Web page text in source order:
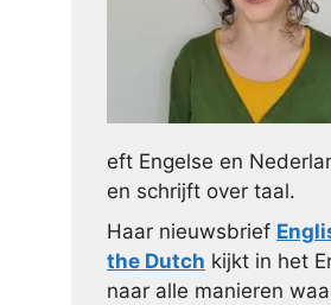
eft Engelse en
en schrijft over taal.
Haar nieuwsbrief
the Dutch kijkt in het
naar alle manieren